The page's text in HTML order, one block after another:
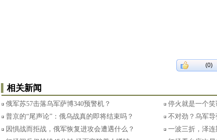
(0)
相关新闻
俄军苏57击落乌军萨博340预警机？
停火就是一个
普京的“尾声论”：俄乌战真的即将结束吗？
不对劲？乌军
因惧战而拒战，俄军恢复进攻会遭遇什么？
一波三折，泽